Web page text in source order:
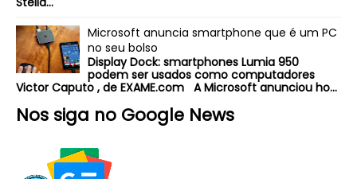
Microsoft anuncia smartphone que é um PC
no seu bolso
Display Dock: smartphones Lumia 950
podem ser usados como computadores
Victor Caputo , de EXAME.com A Microsoft anunciou ho...
Nos siga no Google News